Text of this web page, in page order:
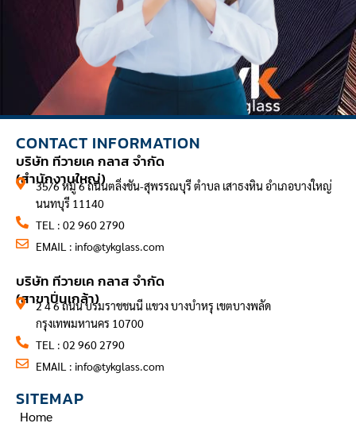
CONTACT INFORMATION
บริษัท ทีวายเค กลาส จำกัด
(สำนักงานใหญ่)
35/6 หมู่ 6 ถนนตลิ่งชัน-สุพรรณบุรี ตำบล เสาธงหิน อำเภอบางใหญ่
นนทบุรี 11140
TEL : 02 960 2790
EMAIL : info@tykglass.com
บริษัท ทีวายเค กลาส จำกัด
(สาขาปิ่นเกล้า)
2 4 6 ถนน บรมราชชนนี แขวง บางบำหรุ เขตบางพลัด
กรุงเทพมหานคร 10700
TEL : 02 960 2790
EMAIL : info@tykglass.com
SITEMAP
Home